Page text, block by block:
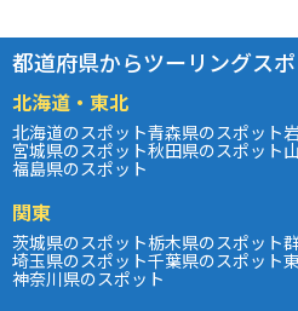
都道府県からツーリングス
北海道・東北
北海道のスポット青森県のスポット
宮城県のスポット秋田県のスポット
福島県のスポット
関東
茨城県のスポット栃木県のスポット
埼玉県のスポット千葉県のスポット
神奈川県のスポット